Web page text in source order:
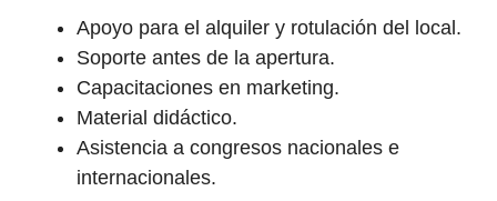
Apoyo para el alquiler y rotulación del local.
Soporte antes de la apertura.
Capacitaciones en marketing.
Material didáctico.
Asistencia a congresos nacionales e
internacionales.